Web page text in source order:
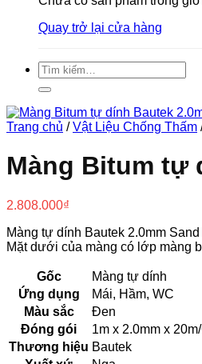
Quay trở lại cửa hàng
Tìm
kiếm:
Trang chủ / Vật Liệu Chống Thấm
Màng Bitum tự
2.808.000₫
Màng tự dính Bautek 2.0mm
Mặt dưới của màng có lớp màng
Gốc
Màng tự dính
Ứng dụng
Mái, Hầm, WC
Màu sắc
Đen
Đóng gói
1m x 2.0mm x
Thương hiệu Bautek